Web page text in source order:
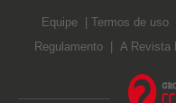
Equipe Termos de uso
Regulamento
A Revista